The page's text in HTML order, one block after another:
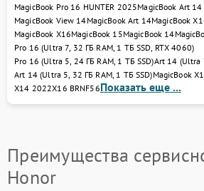
Замена USB порта
Ремонт разъема питания
Ремонт петель крышки
Замена тачпада
MagicBook Pro 16 HUNTER 2025MagicBook Art
MagicBook View 14MagicBook Art 14MagicBook
MagicBook X16MagicBook 15MagicBook 14
Pro 16 (Ultra 7, 32 ГБ RAM, 1 ТБ SSD, RTX 4060)
Pro 16 (Ultra 5, 24 ГБ RAM, 1 ТБ SSD)Art 14 (Ultra
Art 14 (Ultra 5, 32 ГБ RAM, 1 ТБ SSD)MagicBook
X14 2022X16 BRNF56Показать еще ...
Преимущества
Honor